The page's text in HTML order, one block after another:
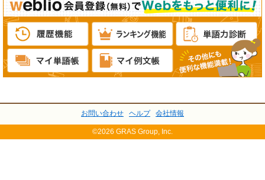
お問い合わせ ヘルプ 会社情報
©2026 GRAS Group, Inc.